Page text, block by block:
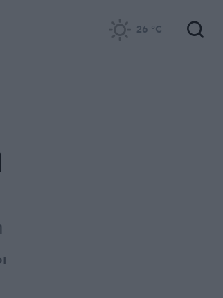
26 °C